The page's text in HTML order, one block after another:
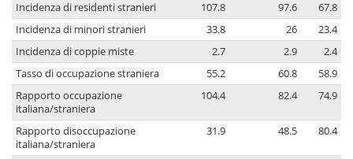
Incidenza di residenti stranieri 107.8 97.6
67.8
Incidenza di minori stranieri
33.8 26
23.4
Incidenza di coppie miste
2.7 2.9
2.4
Tasso di occupazione straniera
55.2 60.8
58.9
Rapporto occupazione
italiana/straniera
104.4 82.4 74.9
Rapporto disoccupazione
italiana/straniera
31.9 48.5 80.4